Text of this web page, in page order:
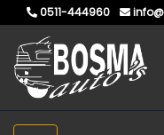
0511-444960